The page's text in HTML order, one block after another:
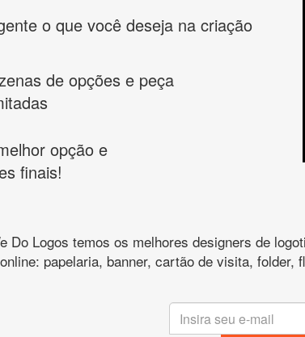
o que você deseja na criação
de opções e peça
opção e
finais!
Do Logos temos os melhores designers de
papelaria, banner, cartão de visita,